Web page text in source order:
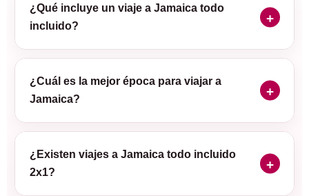
¿Qué incluye un viaje a Jamaica todo
incluido?
¿Cuál es la mejor época para viajar a
Jamaica?
¿Existen viajes a Jamaica todo incluido
2x1?